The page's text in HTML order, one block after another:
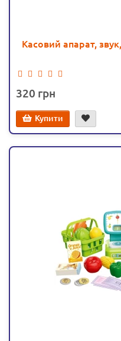
Касовий апарат,
320
Купити